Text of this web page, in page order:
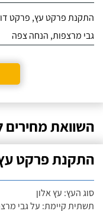
התקנת פרקט עץ, פרקט דו
גבי מרצפות, הנחה צפה
השוואת
התקנת פרקט
סוג העץ: עץ אלון
תשתית קיימת: על גבי